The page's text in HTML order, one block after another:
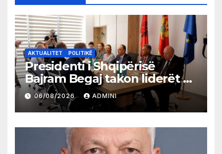
AKTUALITET POLITIKË
Presidenti i Shqipërisë
Bajram Begaj takon liderët e
partive shqiptare në Ulqin
06/08/2026 ADMINI